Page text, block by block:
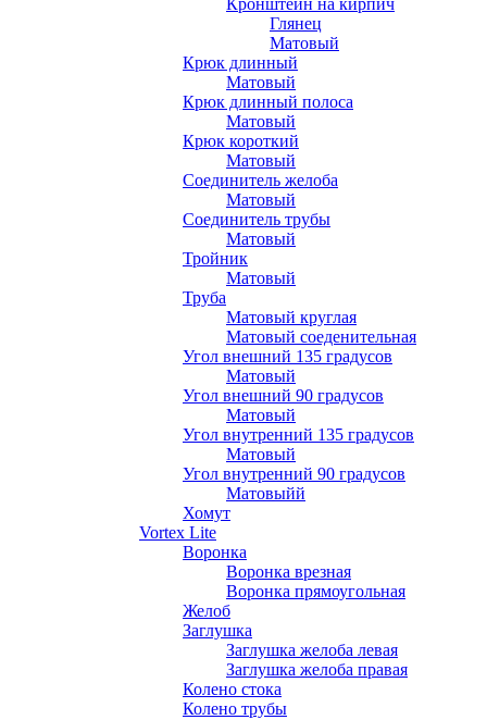
Кронштейн на кирпич
Глянец
Матовый
Крюк длинный
Матовый
Крюк длинный полоса
Матовый
Крюк короткий
Матовый
Соединитель желоба
Матовый
Соединитель трубы
Матовый
Тройник
Матовый
Труба
Матовый круглая
Матовый соеденительная
Угол внешний 135 градусов
Матовый
Угол внешний 90 градусов
Матовый
Угол внутренний 135 градусов
Матовый
Угол внутренний 90 градусов
Матовыйй
Хомут
Vortex Lite
Воронка
Воронка врезная
Воронка прямоугольная
Желоб
Заглушка
Заглушка желоба левая
Заглушка желоба правая
Колено стока
Колено трубы